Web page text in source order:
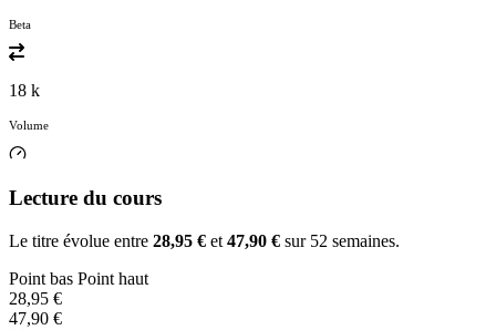
Beta
18 k
Volume
Lecture du cours
Le titre évolue entre 28,95 € et 47,90 € sur 52 semaines.
Point bas Point haut
28,95 €
47,90 €